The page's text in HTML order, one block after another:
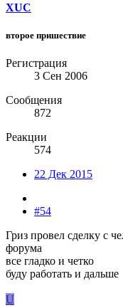
XUC
второе пришествие
Регистрация
3 Сен 2006
Сообщения
872
Реакции
574
22 Дек 2015
#54
Гриз провел сделку с
форума
все гладко и четко
буду работать и дальше
U